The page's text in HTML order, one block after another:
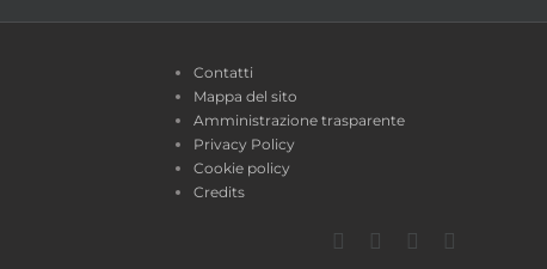
Contatti
Mappa del sito
Amministrazione trasparente
Privacy Policy
Cookie policy
Credits
Facebook
TwitterYouTube